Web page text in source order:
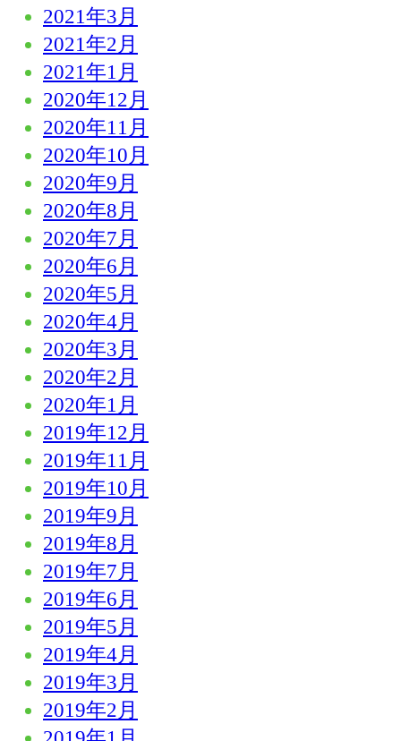
2021年3月
2021年2月
2021年1月
2020年12月
2020年11月
2020年10月
2020年9月
2020年8月
2020年7月
2020年6月
2020年5月
2020年4月
2020年3月
2020年2月
2020年1月
2019年12月
2019年11月
2019年10月
2019年9月
2019年8月
2019年7月
2019年6月
2019年5月
2019年4月
2019年3月
2019年2月